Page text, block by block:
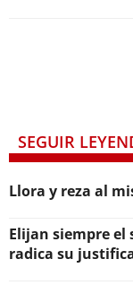
SEGUIR
Llora y reza al
Elijan siempre el
radica su